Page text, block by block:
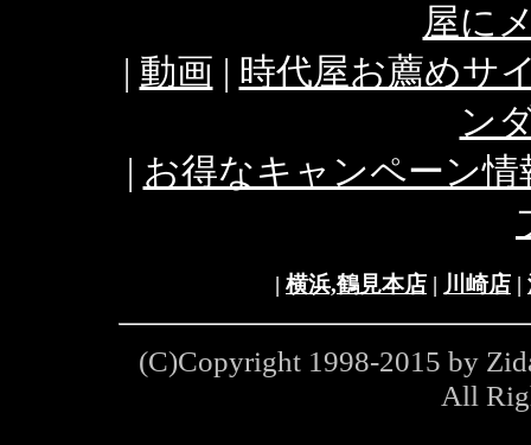
屋に
| 動画 | 時代屋お薦めサ
ン
| お得なキャンペーン
| 横浜,鶴見本店 | 川崎店 |
(C)Copyright 1998-2015 by
All